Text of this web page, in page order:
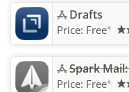
Drafts
Price: Free+
Spark
Price: Free+